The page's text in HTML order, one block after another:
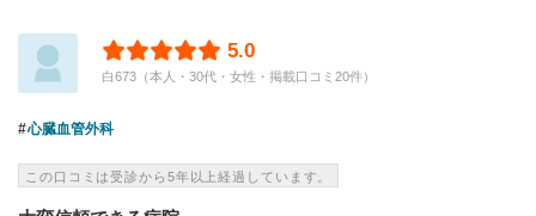
5.0
白673（本人・30代・女性・掲載口コミ20件）
心臓血管外科
この口コミは受診から5年以上経過しています。